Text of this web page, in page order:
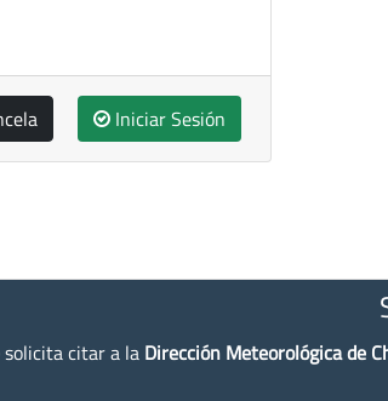
Iniciar Sesión
solicita citar a la Dirección Meteorológica de